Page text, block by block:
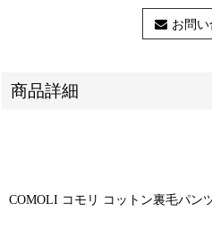
お問
商品詳細
COMOLI コモリ コットン裏毛パン